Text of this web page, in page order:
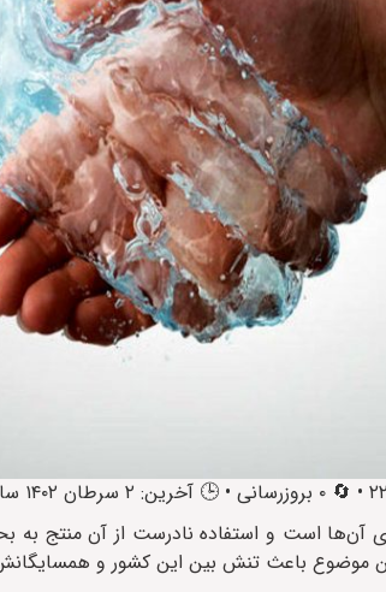
آن‌ها است و استفاده نادرست از آن منتج به
باعث تنش بین این کشور و